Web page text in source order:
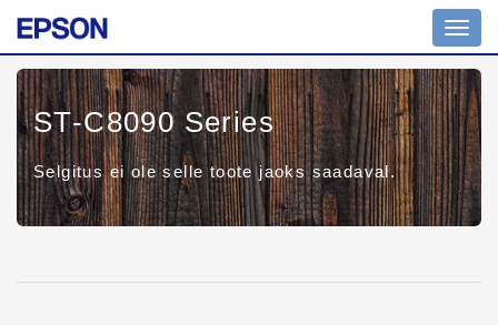
ST-C8090 Series
Selgitus ei ole selle toote jaoks saadaval.